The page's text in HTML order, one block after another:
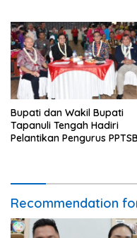
Bupati dan Wakil Bupati
Tapanuli Tengah Hadiri
Pelantikan Pengurus PPTSB
Recommendation